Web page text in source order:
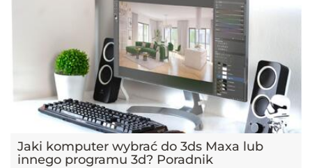
Jaki komputer wybrać do 3ds Maxa lub
innego programu 3d? Poradnik